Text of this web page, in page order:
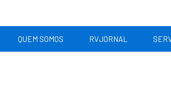
QUEM SOMOS RVJORNAL